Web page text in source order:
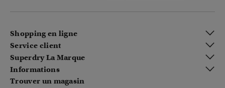
Shopping en ligne
Service client
Superdry La Marque
Informations
Trouver un magasin